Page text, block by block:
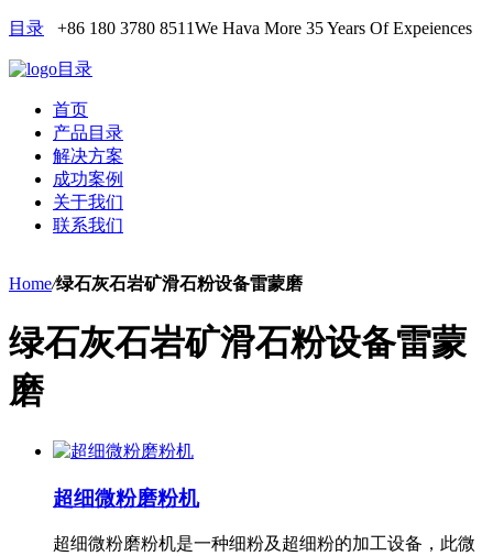
目录 +86 180 3780 8511We Hava More 35 Years Of Expeiences
目录
首页
产品目录
解决方案
成功案例
关于我们
联系我们
Home/绿石灰石岩矿滑石粉设备雷蒙磨
绿石灰石岩矿滑石粉设备雷蒙
磨
超细微粉磨粉机
超细微粉磨粉机是一种细粉及超细粉的加工设备，此微